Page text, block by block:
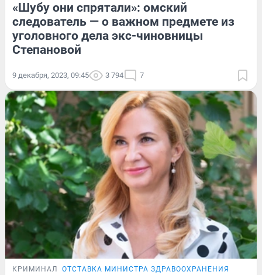
«Шубу они спрятали»: омский
следователь — о важном предмете из
уголовного дела экс-чиновницы
Степановой
9 декабря, 2023, 09:45 3 794 7
КРИМИНАЛ ОТСТАВКА МИНИСТРА ЗДРАВООХРАНЕНИЯ